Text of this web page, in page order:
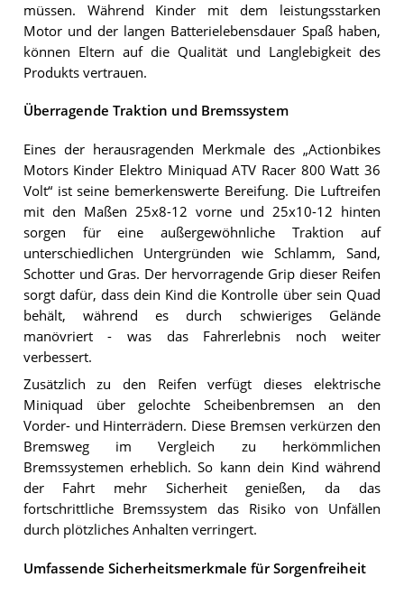
müssen. Während Kinder mit dem leistungsstarken
Motor und der langen Batterielebensdauer Spaß haben,
können Eltern auf die Qualität und Langlebigkeit des
Produkts vertrauen.
Überragende Traktion und Bremssystem
Eines der herausragenden Merkmale des „Actionbikes
Motors Kinder Elektro Miniquad ATV Racer 800 Watt 36
Volt“ ist seine bemerkenswerte Bereifung. Die Luftreifen
mit den Maßen 25x8-12 vorne und 25x10-12 hinten
sorgen für eine außergewöhnliche Traktion auf
unterschiedlichen Untergründen wie Schlamm, Sand,
Schotter und Gras. Der hervorragende Grip dieser Reifen
sorgt dafür, dass dein Kind die Kontrolle über sein Quad
behält, während es durch schwieriges Gelände
manövriert - was das Fahrerlebnis noch weiter
verbessert.
Zusätzlich zu den Reifen verfügt dieses elektrische
Miniquad über gelochte Scheibenbremsen an den
Vorder- und Hinterrädern. Diese Bremsen verkürzen den
Bremsweg im Vergleich zu herkömmlichen
Bremssystemen erheblich. So kann dein Kind während
der Fahrt mehr Sicherheit genießen, da das
fortschrittliche Bremssystem das Risiko von Unfällen
durch plötzliches Anhalten verringert.
Umfassende Sicherheitsmerkmale für Sorgenfreiheit